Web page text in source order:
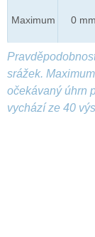
Maximum 0 mm
srážek.
očekávaný úhrn
vychází ze 40